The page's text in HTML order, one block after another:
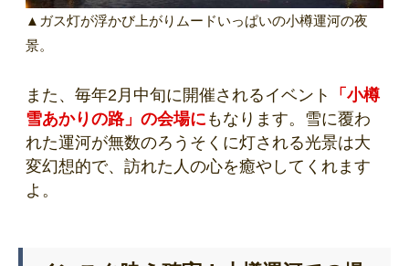
▲ガス灯が浮かび上がりムードいっぱいの小樽運河の夜
景。
また、毎年2月中旬に開催されるイベント
「小樽
雪あかりの路」の会場に もなります。雪に覆わ
れた運河が無数のろうそくに灯される光景は大
変幻想的で、訪れた人の心を癒やしてくれます
よ。